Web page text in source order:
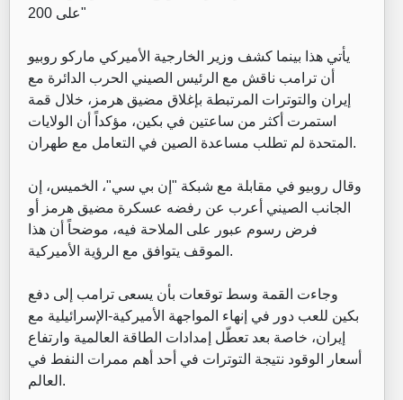
على 200"
‏يأتي هذا بينما كشف وزير الخارجية الأميركي ماركو روبيو
أن ترامب ناقش مع الرئيس الصيني الحرب الدائرة مع
إيران والتوترات المرتبطة بإغلاق مضيق هرمز، خلال قمة
استمرت أكثر من ساعتين في بكين، مؤكداً أن الولايات
المتحدة لم تطلب مساعدة الصين في التعامل مع طهران.
‏وقال روبيو في مقابلة مع شبكة "إن بي سي"، الخميس، إن
الجانب الصيني أعرب عن رفضه عسكرة مضيق هرمز أو
فرض رسوم عبور على الملاحة فيه، موضحاً أن هذا
الموقف يتوافق مع الرؤية الأميركية.
‏وجاءت القمة وسط توقعات بأن يسعى ترامب إلى دفع
بكين للعب دور في إنهاء المواجهة الأميركية-الإسرائيلية مع
إيران، خاصة بعد تعطّل إمدادات الطاقة العالمية وارتفاع
أسعار الوقود نتيجة التوترات في أحد أهم ممرات النفط في
العالم.